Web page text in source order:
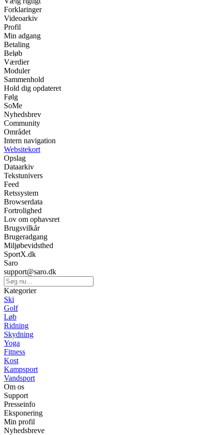
Forklaringer
Videoarkiv
Profil
Min adgang
Betaling
Beløb
Værdier
Moduler
Sammenhold
Hold dig opdateret
Følg
SoMe
Nyhedsbrev
Community
Området
Intern navigation
Websitekort
Opslag
Dataarkiv
Tekstunivers
Feed
Retssystem
Browserdata
Fortrolighed
Lov om ophavsret
Brugsvilkår
Brugeradgang
Miljøbevidsthed
SportX.dk
Saro
support@saro.dk
Kategorier
Ski
Golf
Løb
Ridning
Skydning
Yoga
Fitness
Kost
Kampsport
Vandsport
Om os
Support
Presseinfo
Eksponering
Min profil
Nyhedsbreve